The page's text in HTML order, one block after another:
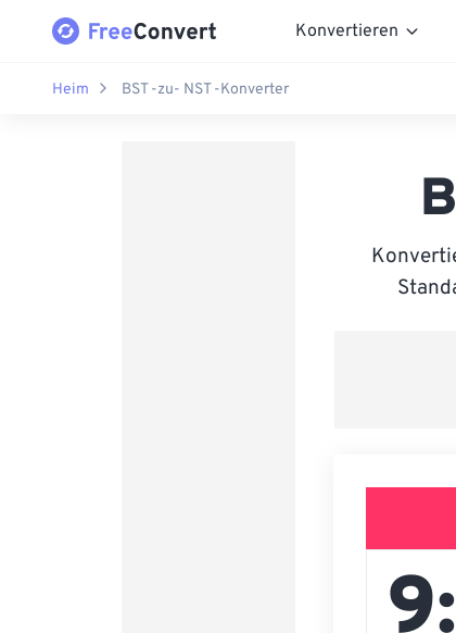
Konvertieren
Heim BST -zu- NST -Konverter